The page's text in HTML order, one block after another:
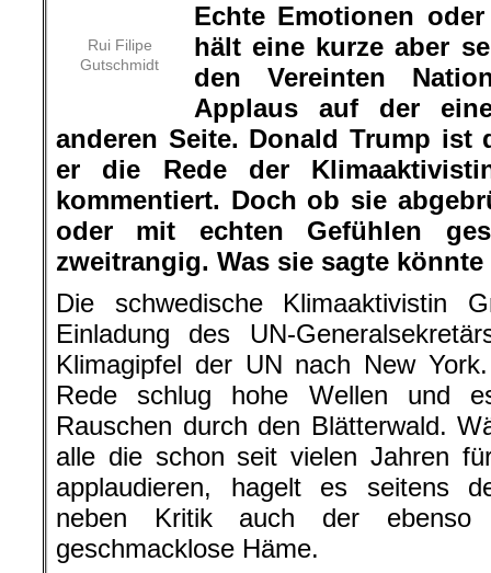
Rui Filipe
Gutschmidt
Echte Emotionen
hält eine kurze aber
den Vereinten
Applaus auf der
anderen Seite. Donald Trump ist
er die Rede der
kommentiert. Doch ob sie
oder mit echten Gefühlen
zweitrangig. Was sie sagte
Die schwedische Klimaaktivistin
Einladung des UN-
Klimagipfel der UN nach New
Rede schlug hohe Wellen und
Rauschen durch den Blätterwald.
alle die schon seit vielen Jahren
applaudieren, hagelt es seitens
neben Kritik auch der
geschmacklose Häme.